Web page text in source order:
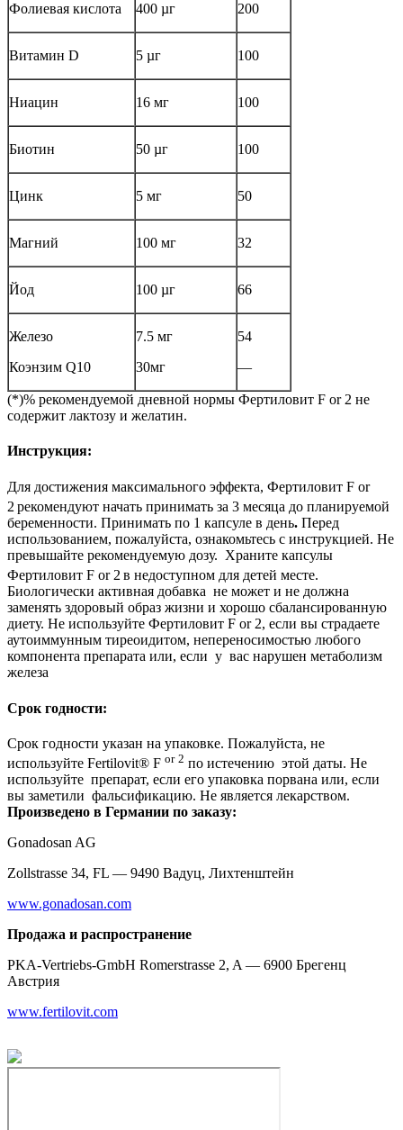
Фолиевая кислота 400 µг 200
Витамин D 5 µг 100
Ниацин 16 мг 100
Биотин 50 µг 100
Цинк 5 мг 50
Магний 100 мг 32
Йод 100 µг 66
Железо
Коэнзим Q10
7.5 мг
30мг
54
—
(*)% рекомендуемой дневной нормы Фертиловит F or 2 не
содержит лактозу и желатин.
Инструкция:
Для достижения максимального эффекта, Фертиловит F or
2 рекомендуют начать принимать за 3 месяца до планируемой
беременности. Принимать по 1 капсуле в день. Перед
использованием, пожалуйста, ознакомьтесь с инструкцией. Не
превышайте рекомендуемую дозу. Храните капсулы
Фертиловит F or 2 в недоступном для детей месте.
Биологически активная добавка не может и не должна
заменять здоровый образ жизни и хорошо сбалансированную
диету. Не используйте Фертиловит F or 2, если вы страдаете
аутоиммунным тиреоидитом, непереносимостью любого
компонента препарата или, если у вас нарушен метаболизм
железа
Срок годности:
Срок годности указан на упаковке. Пожалуйста, не
используйте Fertilovit® F or 2 по истечению этой даты. Не
используйте препарат, если его упаковка порвана или, если
вы заметили фальсификацию. Не является лекарством.
Произведено в Германии по заказу:
Gonadosan AG
Zollstrasse 34, FL — 9490 Вадуц, Лихтенштейн
www.gonadosan.com
Продажа и распространение
PKA-Vertriebs-GmbH Romerstrasse 2, A — 6900 Брегенц
Австрия
www.fertilovit.com